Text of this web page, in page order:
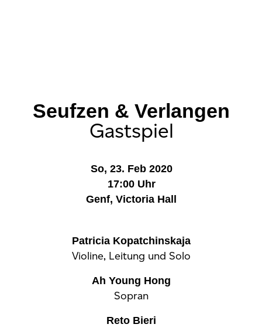
Seufzen & Verlangen
Gastspiel
So, 23. Feb 2020
17:00 Uhr
Genf, Victoria Hall
Patricia Kopatchinskaja
Violine, Leitung und Solo
Ah Young Hong
Sopran
Reto Bieri